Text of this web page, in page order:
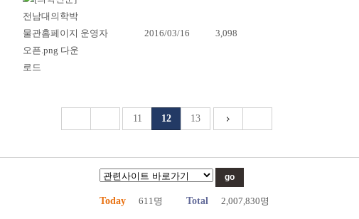
운영자 2016/03/16 3,098
11 12 13
Today 611명 Total 2,007,830명